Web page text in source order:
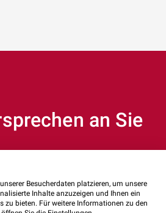
an Sie
Besucherdaten platzieren, um unsere
Inhalte anzuzeigen und Ihnen ein
zu bieten. Für weitere Informationen zu den